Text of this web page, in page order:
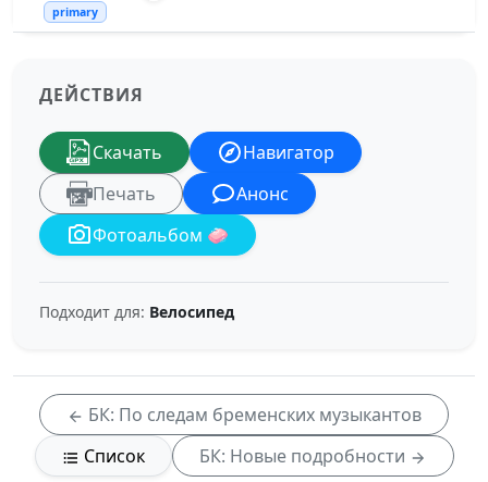
primary
ДЕЙСТВИЯ
Скачать
Навигатор
Печать
Анонс
Фотоальбом 🧼
Подходит для: Велосипед
БК: По следам бременских музыкантов
Список
БК: Новые подробности